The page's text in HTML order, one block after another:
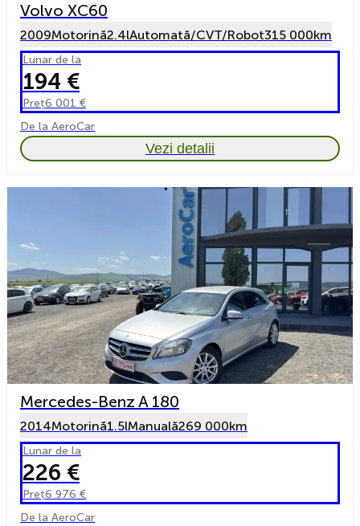
Volvo XC60
2009Motorină2.4lAutomată/CVT/Robot315 000km
Lunar de la
194 €
Preț6 001 €
De la AeroCar
Vezi detalii
Mercedes-Benz A 180
2014Motorină1.5lManuală269 000km
Lunar de la
226 €
Preț6 976 €
De la AeroCar